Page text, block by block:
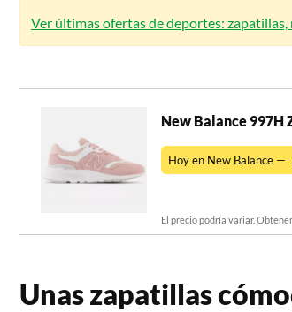
Ver últimas ofertas de deportes: zapatillas,
New Balance
Hoy en New Balance —
El precio podría variar.
Unas zapatillas